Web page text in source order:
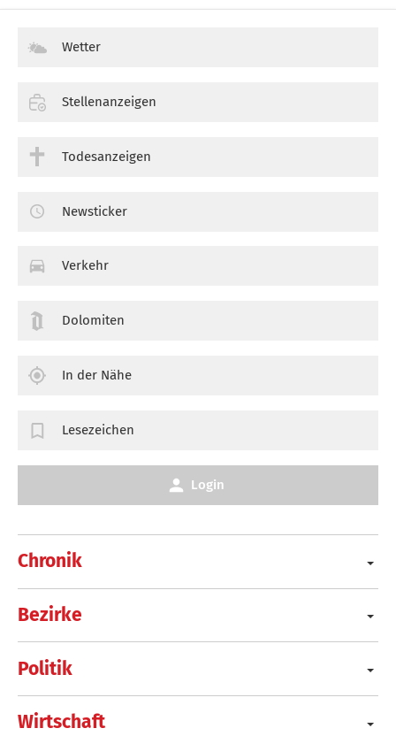
Chronik
Bezirke
Politik
Wirtschaft
Wetter
Stellenanzeigen
Todesanzeigen
Newsticker
Verkehr
Dolomiten
In der Nähe
Lesezeichen
Login